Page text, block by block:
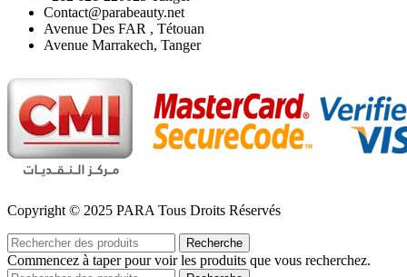
Contact@parabeauty.net
Avenue Des FAR , Tétouan
Avenue Marrakech, Tanger
Copyright © 2025 PARA Tous Droits Réservés
Recherche
Commencez à taper pour voir les produits que vous recherchez.